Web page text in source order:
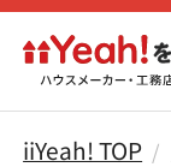
iiYeah! TOP